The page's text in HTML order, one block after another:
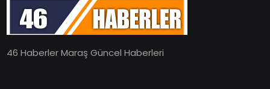
EĞITIM
MAGAZIN
46 Haberler Maraş Güncel Haberleri